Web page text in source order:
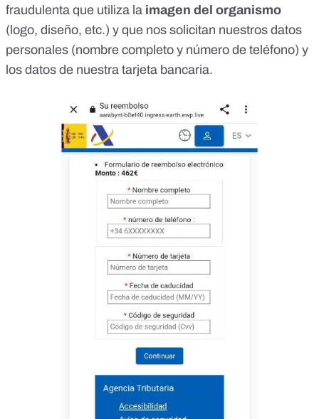
fraudulenta que utiliza la imagen del organismo
(logo, diseño, etc.) y que nos solicitan nuestros datos
personales (nombre completo y número de teléfono) y
los datos de nuestra tarjeta bancaria.